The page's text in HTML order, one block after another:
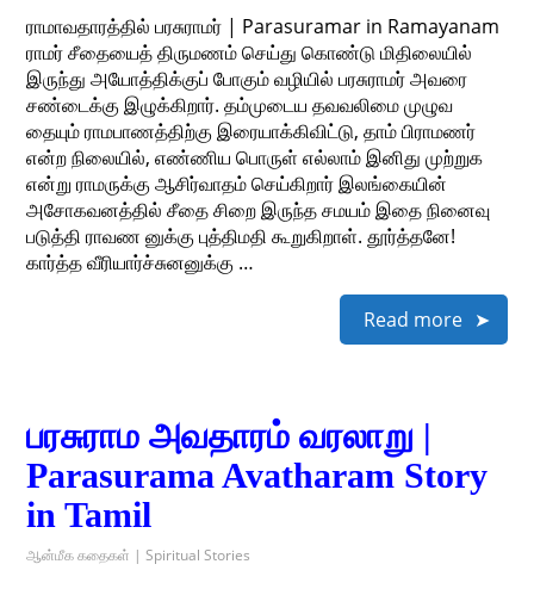
ராமாவதாரத்தில் பரசுராமர் | Parasuramar in Ramayanam
ராமர் சீதையைத் திருமணம் செய்து கொண்டு மிதிலையில்
இருந்து அயோத்திக்குப் போகும் வழியில் பரசுராமர் அவரை
சண்டைக்கு இழுக்கிறார். தம்முடைய தவவலிமை முழுவ
தையும் ராமபாணத்திற்கு இரையாக்கிவிட்டு, தாம் பிராமணர்
என்ற நிலையில், எண்ணிய பொருள் எல்லாம் இனிது முற்றுக
என்று ராமருக்கு ஆசிர்வாதம் செய்கிறார் இலங்கையின்
அசோகவனத்தில் சீதை சிறை இருந்த சமயம் இதை நினைவு
படுத்தி ராவண னுக்கு புத்திமதி கூறுகிறாள். தூர்த்தனே!
கார்த்த வீரியார்ச்சுனனுக்கு …
Read more
பரசுராம அவதாரம் வரலாறு |
Parasurama Avatharam Story
in Tamil
ஆன்மீக கதைகள் | Spiritual Stories